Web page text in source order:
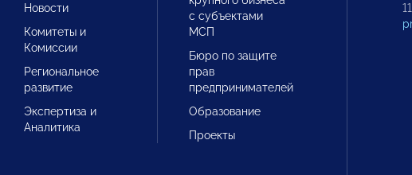
Новости
Комитеты и
Комиссии
Региональное
развитие
Экспертиза и
Аналитика
с субъектами
МСП
Бюро по защите
прав
предпринимателей
Образование
Проекты